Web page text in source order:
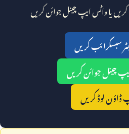
کریں یا واٹس ایپ چینل جوائن کریں
سبسکرائب کریں
چینل جوائن کریں
ڈاؤن لوڈ کریں